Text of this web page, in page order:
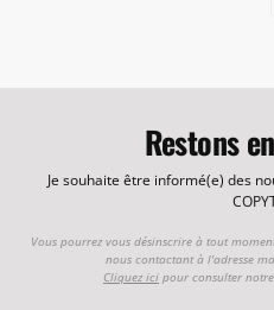
Restons
Je souhaite être informé(e) des
Vous pourrez vous désinscrire à tout
nous contactant à l'adresse
Cliquez ici pour consulter